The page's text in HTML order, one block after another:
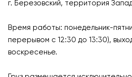
г. Березовский, территория
Время работы: понедельник-
перерывом с 12:30 до 13:30),
воскресенье.